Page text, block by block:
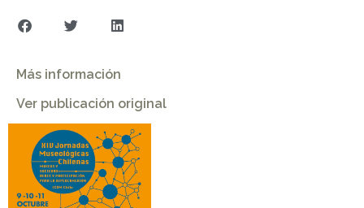
Más información
Ver publicación original